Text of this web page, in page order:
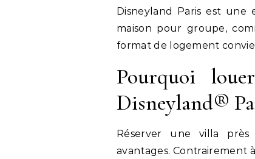
Disneyland Paris est une
maison pour groupe,
format de logement
Pourquoi
Disneyland®
Réserver une villa
avantages. Contrairement